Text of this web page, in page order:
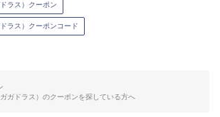
ラス）クーポン
ラス）クーポンコード
ガドラス）のクーポンを探している方へ